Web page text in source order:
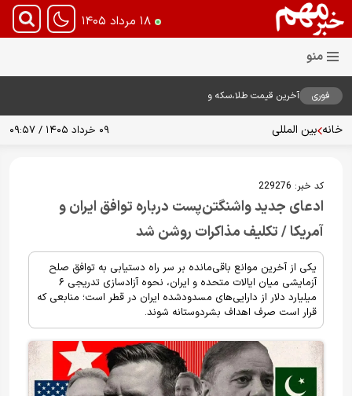
۱۸ مرداد ۱۴۰۵
فوری
آخرین قیمت طلا،سکه و
خانه بین المللی ۰۹ خرداد ۱۴۰۵ / ۰۹:۵۷
کد خبر: 229276
ادعای جدید واشنگتن‌پست درباره توافق ایران و
آمریکا / تکلیف مذاکرات روشن شد
یکی از آخرین موانع باقی‌مانده بر سر راه دستیابی به توافق صلح
آزمایشی میان ایالات متحده و ایران، نحوه آزادسازی تدریجی ۶
میلیارد دلار از دارایی‌های مسدودشده ایران در قطر است؛ منابعی که
قرار است صرف اهداف بشردوستانه شوند.